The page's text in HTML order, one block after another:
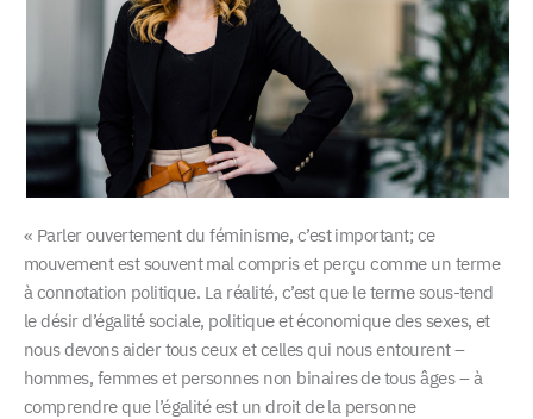
« Parler ouvertement du féminisme, c’est important; ce
mouvement est souvent mal compris et perçu comme un terme
à connotation politique. La réalité, c’est que le terme sous-tend
le désir d’égalité sociale, politique et économique des sexes, et
nous devons aider tous ceux et celles qui nous entourent –
hommes, femmes et personnes non binaires de tous âges – à
comprendre que l’égalité est un droit de la personne